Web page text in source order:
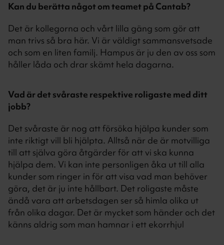
Kan du berätta något om teamet på Cantab?
Det är kollegorna och vårt lilla gäng som gör att
man trivs så bra här. Vi är väldigt sammansvetsade
och som en liten familj. Hampus är ju den av oss som
håller låda och drar skämt hela dagarna.
Vad är det svåraste respektive roligaste med ditt
jobb?
Det svåraste är nog att försöka hjälpa kunder som
inte riktigt vill bli hjälpta. Alltså när de är motvilliga
till att själva göra åtgärder för att vi ska kunna
hjälpa dem. Vi kan inte personligen åka ut till alla
kunder som ringer in för att visa vad man behöver
göra, det är ju inte hållbart. Det roligaste måste
ändå vara att arbetsdagen ser så himla olika ut
från olika dagar. Det är mycket som händer och det
känns aldrig som man hamnar i ett ekorrhjul